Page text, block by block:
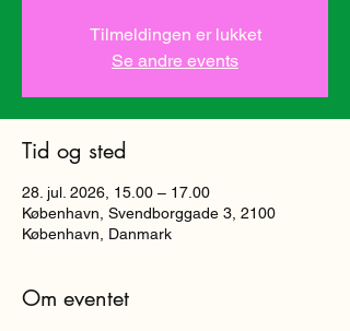
Tilmeldingen er lukket
Se andre events
Tid og sted
28. jul. 2026, 15.00 – 17.00
København, Svendborggade 3, 2100
København, Danmark
Om eventet